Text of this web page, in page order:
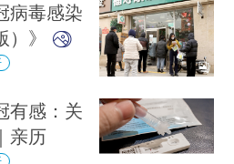
病毒感染
）》
有感：关
亲历